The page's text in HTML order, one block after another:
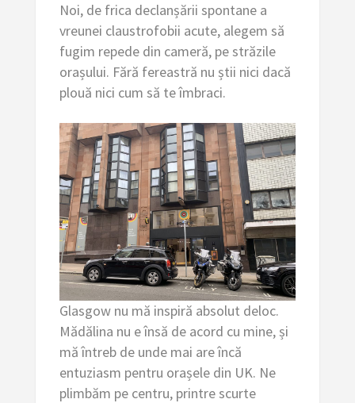
Noi, de frica declanșării spontane a
vreunei claustrofobii acute, alegem să
fugim repede din cameră, pe străzile
orașului. Fără fereastră nu știi nici dacă
plouă nici cum să te îmbraci.
Glasgow nu mă inspiră absolut deloc.
Mădălina nu e însă de acord cu mine, și
mă întreb de unde mai are încă
entuziasm pentru orașele din UK. Ne
plimbăm pe centru, printre scurte